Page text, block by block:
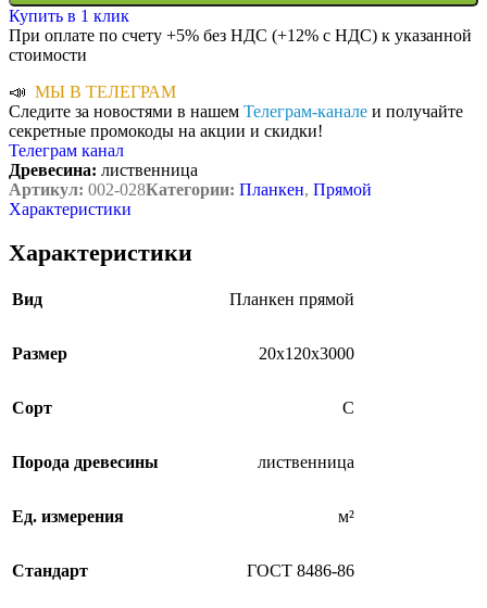
Купить в 1 клик
При оплате по счету +5% без НДС (+12% с НДС) к указанной
стоимости
📣 МЫ В ТЕЛЕГРАМ
Следите за новостями в нашем Телеграм-канале и получайте
секретные промокоды на акции и скидки!
Телеграм канал
Древесина: лиственница
Артикул: 002-028Категории: Планкен, Прямой
Характеристики
Характеристики
Вид Планкен прямой
Размер 20х120х3000
Сорт С
Порода древесины лиственница
Ед. измерения м²
Стандарт ГОСТ 8486-86